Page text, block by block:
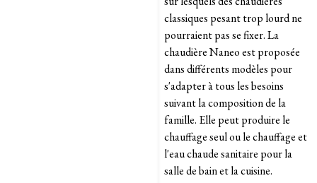
classiques pesant trop lourd ne
pourraient pas se fixer. La
chaudière Naneo est proposée
dans différents modèles pour
s'adapter à tous les besoins
suivant la composition de la
famille. Elle peut produire le
chauffage seul ou le chauffage et
l'eau chaude sanitaire pour la
salle de bain et la cuisine.